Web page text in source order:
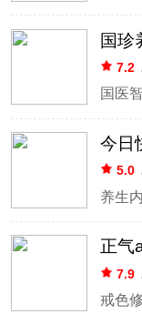
国珍
7.2
国医
今日
5.0
养生
正气
7.9
戒色